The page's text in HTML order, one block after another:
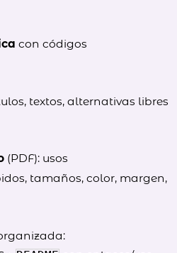
con códigos
textos, alternativas libres
(PDF): usos
tamaños, color, margen,